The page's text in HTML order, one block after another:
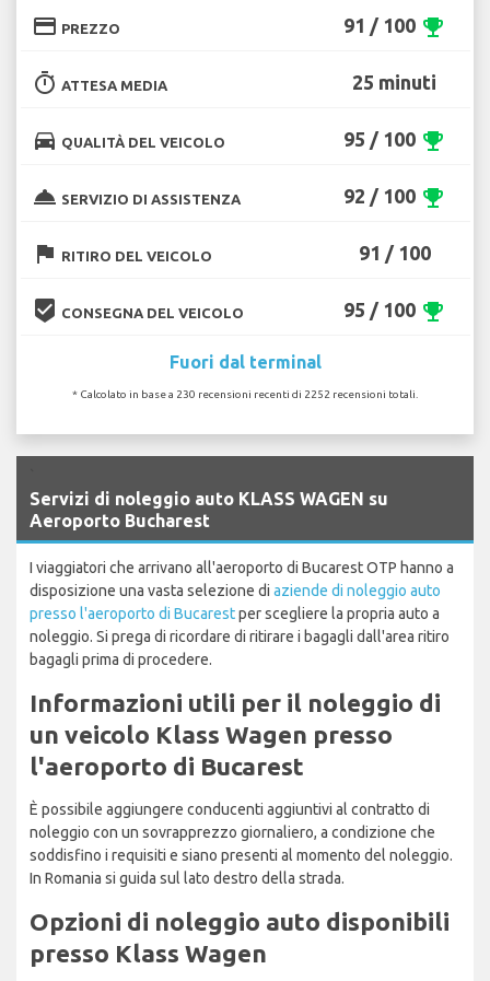
credit_card PREZZO 91 / 100 emoji_events
timer ATTESA MEDIA 25 minuti
directions_car QUALITÀ DEL VEICOLO 95 / 100 emoji_events
room_service SERVIZIO DI ASSISTENZA 92 / 100 emoji_events
flag RITIRO DEL VEICOLO 91 / 100
beenhere CONSEGNA DEL VEICOLO 95 / 100 emoji_events
Fuori dal terminal
* Calcolato in base a 230 recensioni recenti di 2252 recensioni totali.
Servizi di noleggio auto KLASS WAGEN su
Aeroporto Bucharest
I viaggiatori che arrivano all'aeroporto di Bucarest OTP hanno a
disposizione una vasta selezione di aziende di noleggio auto
presso l'aeroporto di Bucarestper scegliere la propria auto a
noleggio. Si prega di ricordare di ritirare i bagagli dall'area ritiro
bagagli prima di procedere.
Informazioni utili per il noleggio di
un veicolo Klass Wagen presso
l'aeroporto di Bucarest
È possibile aggiungere conducenti aggiuntivi al contratto di
noleggio con un sovrapprezzo giornaliero, a condizione che
soddisfino i requisiti e siano presenti al momento del noleggio.
In Romania si guida sul lato destro della strada.
Opzioni di noleggio auto disponibili
presso Klass Wagen